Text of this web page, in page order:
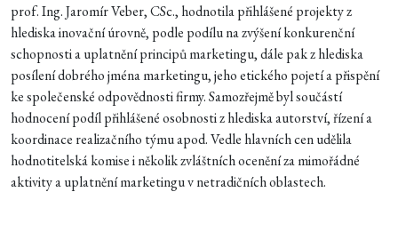
prof. Ing. Jaromír Veber, CSc., hodnotila přihlášené projekty z
hlediska inovační úrovně, podle podílu na zvýšení konkurenční
schopnosti a uplatnění principů marketingu, dále pak z hlediska
posílení dobrého jména marketingu, jeho etického pojetí a přispění
ke společenské odpovědnosti firmy. Samozřejmě byl součástí
hodnocení podíl přihlášené osobnosti z hlediska autorství, řízení a
koordinace realizačního týmu apod. Vedle hlavních cen udělila
hodnotitelská komise i několik zvláštních ocenění za mimořádné
aktivity a uplatnění marketingu v netradičních oblastech.